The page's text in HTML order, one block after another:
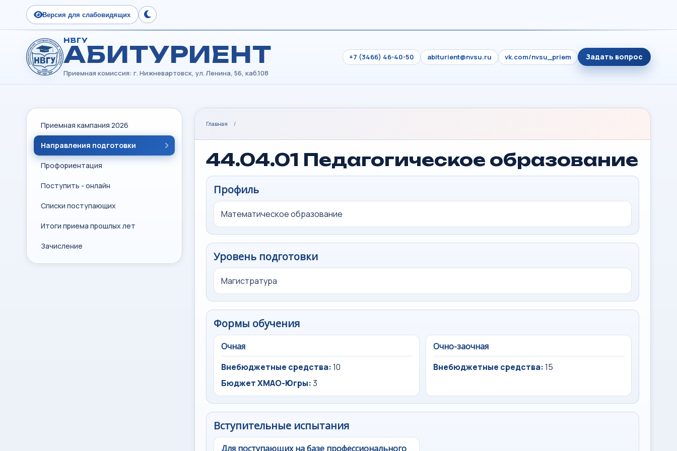
Версия для слабовидящих Сменить тему
НВГУ
АБИТУРИЕНТ +7 (3466) 46-40-50 abiturient@nvsu.ru vk.com/nvsu_priem Задать вопрос
Приемная кампания 2026
Направления подготовки
Профориентация
Поступить - онлайн
Списки поступающих
Итоги приема прошлых лет
Зачисление
Главная /
44.04.01 Педагогическое образование
Профиль
Математическое образование
Уровень подготовки
Магистратура
Формы обучения
Очная
Внебюджетные средства:10
Бюджет ХМАО-Югры:3
Очно-заочная
Внебюджетные средства:15
Вступительные испытания
Для поступающих на базе профессионального